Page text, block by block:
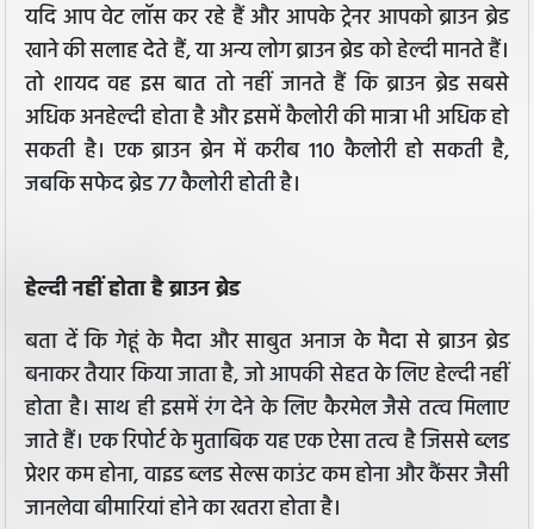
यदि आप वेट लॉस कर रहे हैं और आपके ट्रेनर आपको ब्राउन ब्रेड
खाने की सलाह देते हैं, या अन्य लोग ब्राउन ब्रेड को हेल्दी मानते हैं।
तो शायद वह इस बात तो नहीं जानते हैं कि ब्राउन ब्रेड सबसे
अधिक अनहेल्दी होता है और इसमें कैलोरी की मात्रा भी अधिक हो
सकती है। एक ब्राउन ब्रेन में करीब 110 कैलोरी हो सकती है,
जबकि सफेद ब्रेड 77 कैलोरी होती है।
हेल्दी नहीं होता है ब्राउन ब्रेड
बता दें कि गेहूं के मैदा और साबुत अनाज के मैदा से ब्राउन ब्रेड
बनाकर तैयार किया जाता है, जो आपकी सेहत के लिए हेल्दी नहीं
होता है। साथ ही इसमें रंग देने के लिए कैरमेल जैसे तत्व मिलाए
जाते हैं। एक रिपोर्ट के मुताबिक यह एक ऐसा तत्व है जिससे ब्लड
प्रेशर कम होना, वाइड ब्लड सेल्स काउंट कम होना और कैंसर जैसी
जानलेवा बीमारियां होने का खतरा होता है।